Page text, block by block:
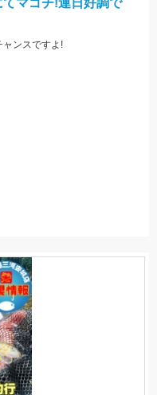
てマゴチ!連日好調で
ャンスですよ!